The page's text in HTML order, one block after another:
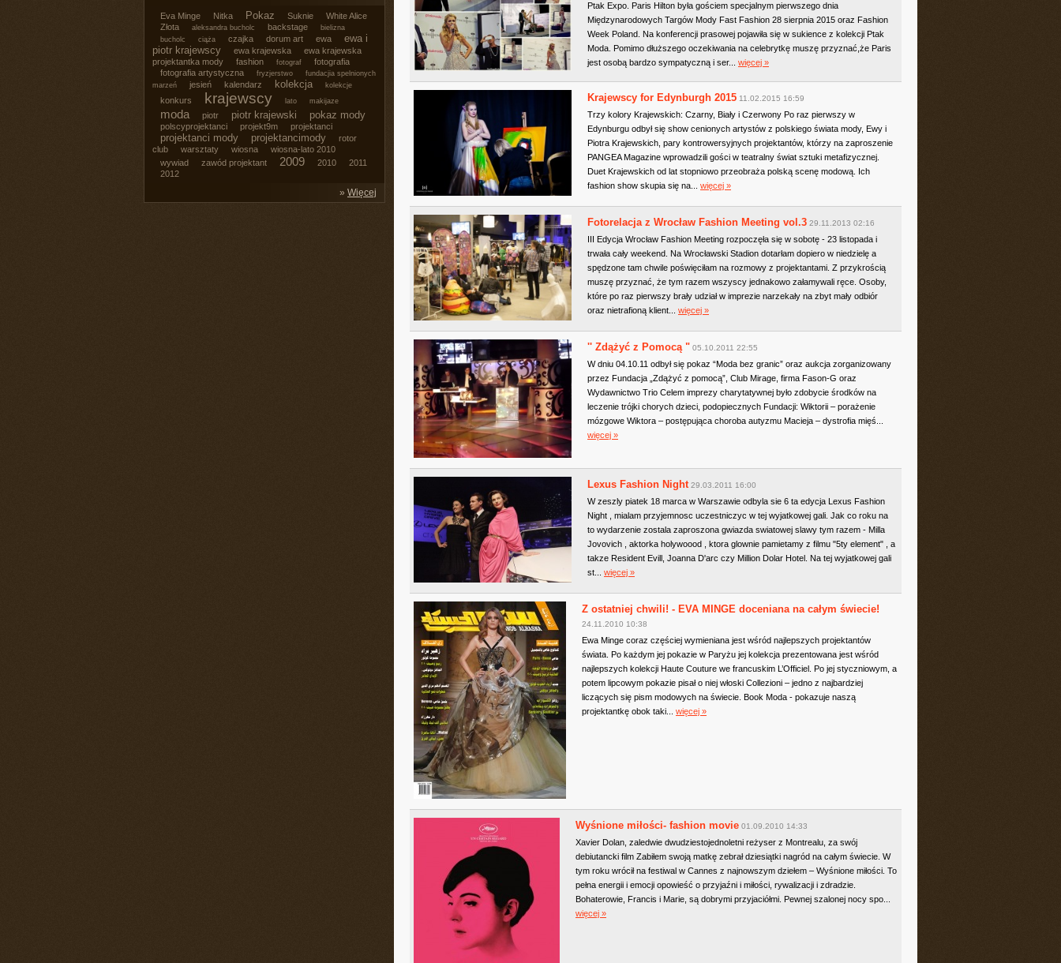
Eva Minge Nitka Pokaz Suknie
White Alice
Złota
aleksandra bucholc backstage
bielizna
bucholc
ciąża czajka dorum art ewa
ewa i
piotr krajewscy
ewa krajewska
ewa krajewska
projektantka mody
fashion fotograf
fotografia
fotografia artystyczna
fryzjerstwo
fundacjia spelnionych
marzeń
jesień kalendarz kolekcja kolekcje
konkurs krajewscy lato makijaze
moda piotr piotr krajewski pokaz mody
polscyprojektanci projekt9m projektanci
projektanci mody projektancimody
rotor
club
warsztaty wiosna
wiosna-lato 2010
wywiad
zawód projektant 2009 2010
2011
2012
» Więcej
Ptak Expo. Paris Hilton była gościem specjalnym pierwszego dnia
Międzynarodowych Targów Mody Fast Fashion 28 sierpnia 2015 oraz Fashion
Week Poland. Na konferencji prasowej pojawiła się w sukience z kolekcji Ptak
Moda. Pomimo dłuższego oczekiwania na celebrytkę muszę przyznać,że Paris
jest osobą bardzo sympatyczną i ser... więcej »
Krajewscy for Edynburgh 2015 11.02.2015 16:59
Trzy kolory Krajewskich: Czarny, Biały i Czerwony Po raz pierwszy w
Edynburgu odbył się show cenionych artystów z polskiego świata mody, Ewy i
Piotra Krajewskich, pary kontrowersyjnych projektantów, którzy na zaproszenie
PANGEA Magazine wprowadzili gości w teatralny świat sztuki metafizycznej.
Duet Krajewskich od lat stopniowo przeobraża polską scenę modową. Ich
fashion show skupia się na... więcej »
Fotorelacja z Wrocław Fashion Meeting vol.3 29.11.2013 02:16
III Edycja Wrocław Fashion Meeting rozpoczęła się w sobotę - 23 listopada i
trwała cały weekend. Na Wrocławski Stadion dotarłam dopiero w niedzielę a
spędzone tam chwile poświęciłam na rozmowy z projektantami. Z przykrością
muszę przyznać, że tym razem wszyscy jednakowo załamywali ręce. Osoby,
które po raz pierwszy brały udział w imprezie narzekały na zbyt mały odbiór
oraz nietrafioną klient... więcej »
'' Zdążyć z Pomocą " 05.10.2011 22:55
W dniu 04.10.11 odbył się pokaz “Moda bez granic” oraz aukcja zorganizowany
przez Fundacja „Zdążyć z pomocą”, Club Mirage, firma Fason-G oraz
Wydawnictwo Trio Celem imprezy charytatywnej było zdobycie środków na
leczenie trójki chorych dzieci, podopiecznych Fundacji: Wiktorii – porażenie
mózgowe Wiktora – postępująca choroba autyzmu Macieja – dystrofia mięś...
więcej »
Lexus Fashion Night 29.03.2011 16:00
W zeszly piatek 18 marca w Warszawie odbyla sie 6 ta edycja Lexus Fashion
Night , mialam przyjemnosc uczestniczyc w tej wyjatkowej gali. Jak co roku na
to wydarzenie zostala zaproszona gwiazda swiatowej slawy tym razem - Milla
Jovovich , aktorka holywoood , ktora glownie pamietamy z filmu "5ty element" , a
takze Resident Evill, Joanna D'arc czy Million Dolar Hotel. Na tej wyjatkowej gali
st... więcej »
Z ostatniej chwili! - EVA MINGE doceniana na całym świecie!
24.11.2010 10:38
Ewa Minge coraz częściej wymieniana jest wśród najlepszych projektantów
świata. Po każdym jej pokazie w Paryżu jej kolekcja prezentowana jest wśród
najlepszych kolekcji Haute Couture we francuskim L’Officiel. Po jej styczniowym, a
potem lipcowym pokazie pisał o niej włoski Collezioni – jedno z najbardziej
liczących się pism modowych na świecie. Book Moda - pokazuje naszą
projektantkę obok taki... więcej »
Wyśnione miłości- fashion movie 01.09.2010 14:33
Xavier Dolan, zaledwie dwudziestojednoletni reżyser z Montrealu, za swój
debiutancki film Zabiłem swoją matkę zebrał dziesiątki nagród na całym świecie. W
tym roku wrócił na festiwal w Cannes z najnowszym dziełem – Wyśnione miłości. To
pełna energii i emocji opowieść o przyjaźni i miłości, rywalizacji i zdradzie.
Bohaterowie, Francis i Marie, są dobrymi przyjaciółmi. Pewnej szalonej nocy spo...
więcej »